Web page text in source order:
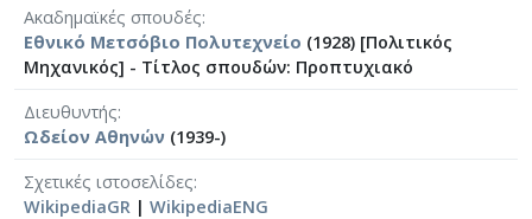
Ακαδημαϊκές σπουδές
Εθνικό Μετσόβιο Πολυτεχνείο (1928) [Πολιτικός
Μηχανικός] - Τίτλος σπουδών: Προπτυχιακό
Διευθυντής
Ωδείον Αθηνών (1939-)
Σχετικές ιστοσελίδες
WikipediaGR | WikipediaENG